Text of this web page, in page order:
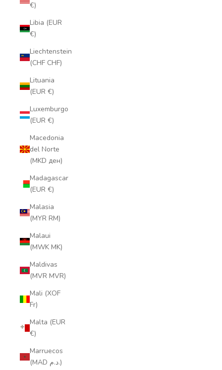
€)
Libia (EUR
€)
Liechtenstein
(CHF CHF)
Lituania
(EUR €)
Luxemburgo
(EUR €)
Macedonia
del Norte
(MKD ден)
Madagascar
(EUR €)
Malasia
(MYR RM)
Malaui
(MWK MK)
Maldivas
(MVR MVR)
Mali (XOF
Fr)
Malta (EUR
€)
Marruecos
(MAD د.م.)